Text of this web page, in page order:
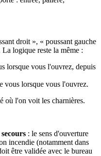
droit », « poussant gauche
logique reste la même :
lorsque vous l'ouvrez, depuis
vous lorsque vous l'ouvrez.
où l'on voit les charnières.
: le sens d'ouverture
incendie (notamment dans
être validée avec le bureau